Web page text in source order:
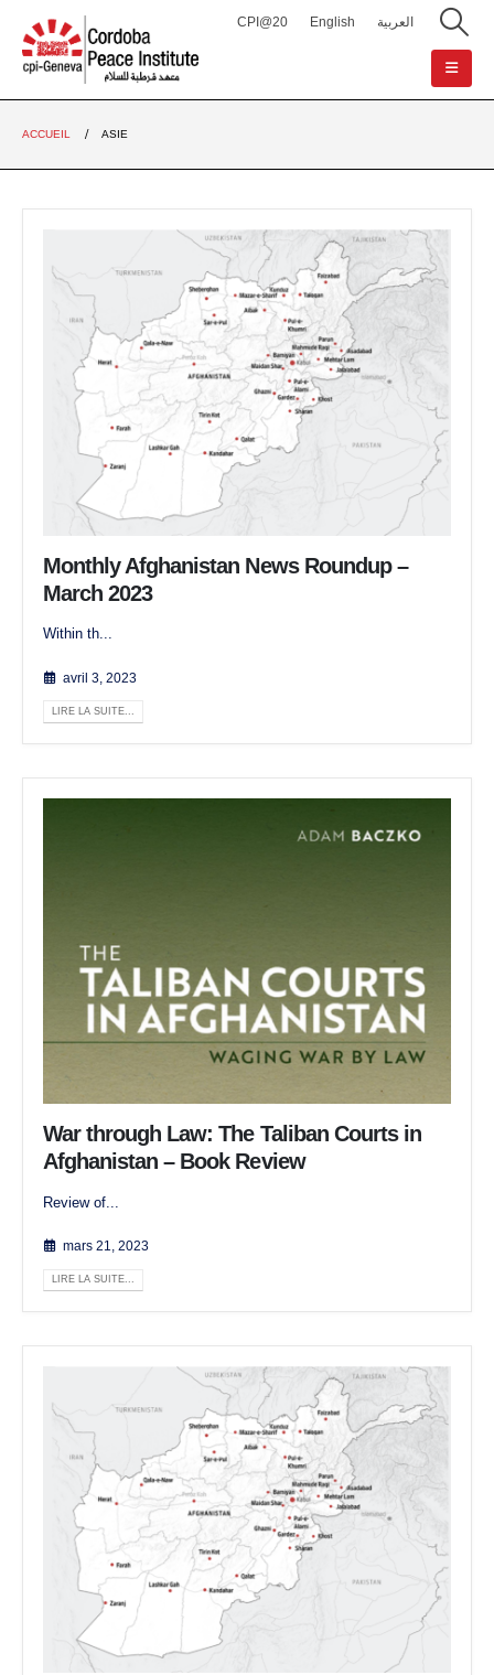
CPI@20 English العربية
ACCUEIL ASIE
Monthly Afghanistan News Roundup –
March 2023
Within th...
avril 3, 2023
LIRE LA SUITE...
War through Law: The Taliban Courts in
Afghanistan – Book Review
Review of...
mars 21, 2023
LIRE LA SUITE...